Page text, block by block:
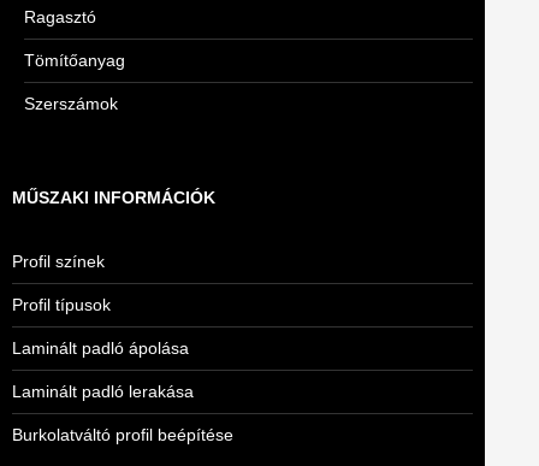
Ragasztó
Tömítőanyag
Szerszámok
MŰSZAKI INFORMÁCIÓK
Profil színek
Profil típusok
Laminált padló ápolása
Laminált padló lerakása
Burkolatváltó profil beépítése